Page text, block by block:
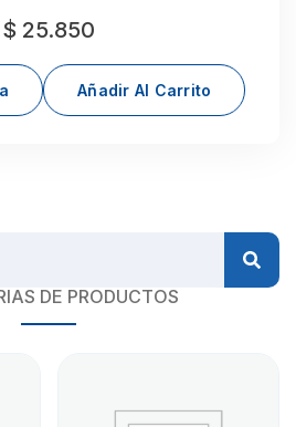
$ 25.850
Añadir Al Carrito
DE PRODUCTOS